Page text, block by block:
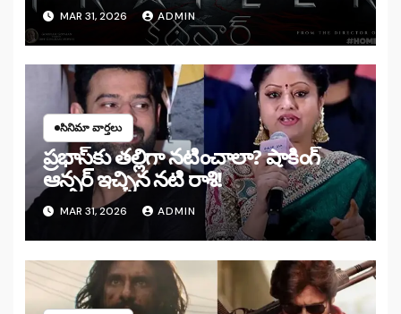
MAR 31, 2026 ADMIN
సినిమా వార్తలు
ప్రభాస్‌కు తల్లిగా నటించాలా? షాకింగ్
ఆన్సర్ ఇచ్చిన నటి రాశి!
MAR 31, 2026 ADMIN